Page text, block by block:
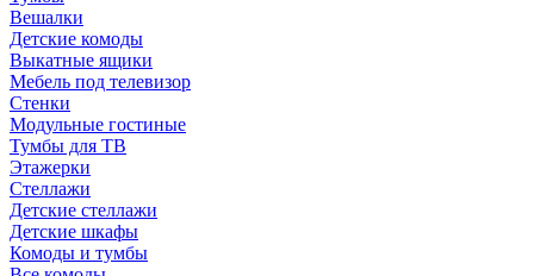
Вешалки
Детские комоды
Выкатные ящики
Мебель под телевизор
Стенки
Модульные гостиные
Тумбы для ТВ
Этажерки
Стеллажи
Детские стеллажи
Детские шкафы
Комоды и тумбы